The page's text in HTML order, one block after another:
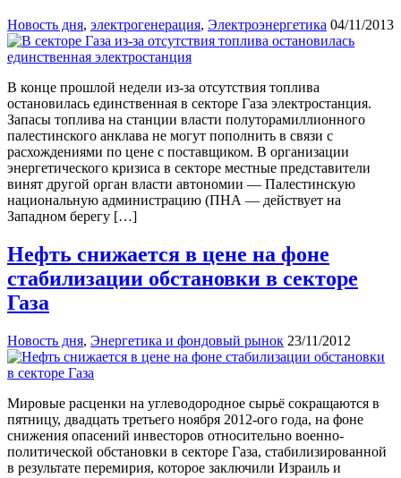
Новость дня, электрогенерация, Электроэнергетика 04/11/2013
В конце прошлой недели из-за отсутствия топлива
остановилась единственная в секторе Газа электростанция.
Запасы топлива на станции власти полуторамиллионного
палестинского анклава не могут пополнить в связи с
расхождениями по цене с поставщиком. В организации
энергетического кризиса в секторе местные представители
винят другой орган власти автономии — Палестинскую
национальную администрацию (ПНА — действует на
Западном берегу […]
Нефть снижается в цене на фоне
стабилизации обстановки в секторе
Газа
Новость дня, Энергетика и фондовый рынок 23/11/2012
Мировые расценки на углеводородное сырьё сокращаются в
пятницу, двадцать третьего ноября 2012-ого года, на фоне
снижения опасений инвесторов относительно военно-
политической обстановки в секторе Газа, стабилизированной
в результате перемирия, которое заключили Израиль и